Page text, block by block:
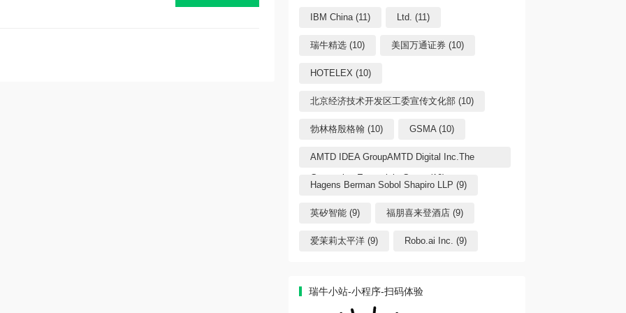
IBM China (11) Ltd. (11)
瑞牛精选 (10) 美国万通证券 (10)
HOTELEX (10)
北京经济技术开发区工委宣传文化部 (10)
勃林格殷格翰 (10) GSMA (10)
AMTD IDEA GroupAMTD Digital Inc.The
Generation Essentials Group (10)
Hagens Berman Sobol Shapiro LLP (9)
英矽智能 (9) 福朋喜来登酒店 (9)
爱茉莉太平洋 (9) Robo.ai Inc. (9)
瑞牛小站-小程序-扫码体验